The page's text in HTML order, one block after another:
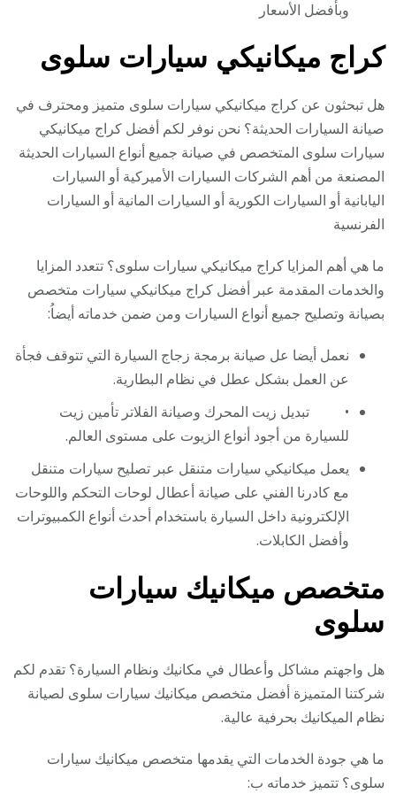
وبأفضل الأسعار
كراج ميكانيكي سيارات سلوى
هل تبحثون عن كراج ميكانيكي سيارات سلوى متميز ومحترف في
صيانة السيارات الحديثة؟ نحن نوفر لكم أفضل كراج ميكانيكي
سيارات سلوى المتخصص في صيانة جميع أنواع السيارات الحديثة
المصنعة من أهم الشركات السيارات الأميركية أو السيارات
اليابانية أو السيارات الكورية أو السيارات المانية أو السيارات
الفرنسية
ما هي أهم المزايا كراج ميكانيكي سيارات سلوى؟ تتعدد المزايا
والخدمات المقدمة عبر أفضل كراج ميكانيكي سيارات متخصص
بصيانة وتصليح جميع أنواع السيارات ومن ضمن خدماته أيضاُ:
نعمل أيضا عل صيانة برمجة زجاج السيارة التي تتوقف فجأة
عن العمل بشكل عطل في نظام البطارية.
• تبديل زيت المحرك وصيانة الفلاتر تأمين زيت
للسيارة من أجود أنواع الزيوت على مستوى العالم.
يعمل ميكانيكي سيارات متنقل عبر تصليح سيارات متنقل
مع كادرنا الفني على صيانة أعطال لوحات التحكم واللوحات
الإلكترونية داخل السيارة باستخدام أحدث أنواع الكمبيوترات
وأفضل الكابلات.
متخصص ميكانيك سيارات
سلوى
هل واجهتم مشاكل وأعطال في مكانيك ونظام السيارة؟ تقدم لكم
شركتنا المتميزة أفضل متخصص ميكانيك سيارات سلوى لصيانة
نظام الميكانيك بحرفية عالية.
ما هي جودة الخدمات التي يقدمها متخصص ميكانيك سيارات
سلوى؟ تتميز خدماته ب: